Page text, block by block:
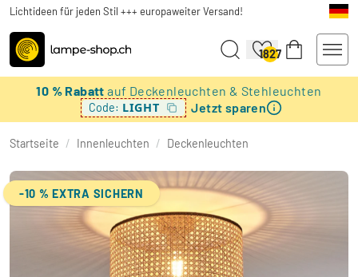
Lichtideen für jeden Stil +++ europaweiter Versand!
1827
10 % Rabattauf Deckenleuchten & Stehleuchten
Code: LIGHT Jetzt sparen
Startseite / Innenleuchten / Deckenleuchten
-10 % EXTRA SICHERN